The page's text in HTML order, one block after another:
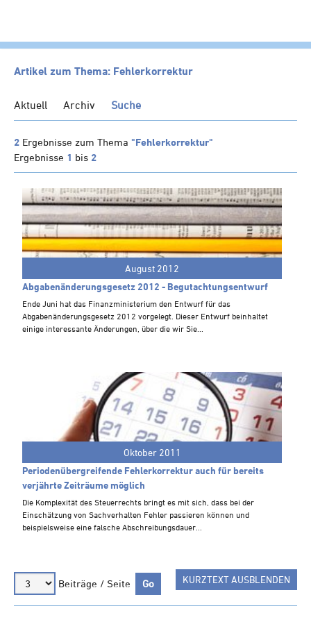
LEISTUNGEN
SERVICE
Klienten-Info
Management-Info
Ärzte-Info
Gastronomie-Info
Vermieter-Info
Steuern A-Z
Artikel zum Thema: Fehlerkorrektur
Aktuell Archiv Suche
2 Ergebnisse zum Thema "Fehlerkorrektur"
Ergebnisse 1 bis 2
August 2012
Abgabenänderungsgesetz 2012 - Begutachtungsentwurf
Ende Juni hat das Finanzministerium den Entwurf für das
Abgabenänderungsgesetz 2012 vorgelegt. Dieser Entwurf beinhaltet
einige interessante Änderungen, über die wir Sie...
Oktober 2011
Periodenübergreifende Fehlerkorrektur auch für bereits
verjährte Zeiträume möglich
Die Komplexität des Steuerrechts bringt es mit sich, dass bei der
Einschätzung von Sachverhalten Fehler passieren können und
beispielsweise eine falsche Abschreibungsdauer...
Beiträge / Seite KURZTEXT AUSBLENDEN